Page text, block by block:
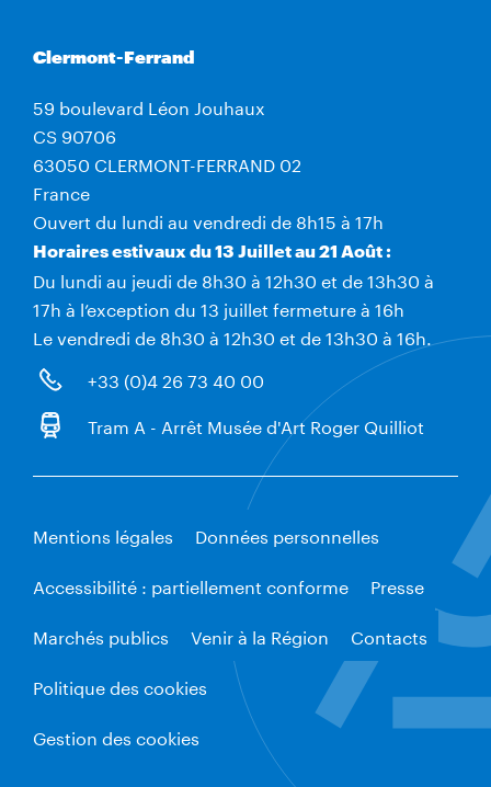
Clermont-Ferrand
59 boulevard Léon Jouhaux
CS 90706
63050 CLERMONT-FERRAND 02
France
Ouvert du lundi au vendredi de 8h15 à 17h
Horaires estivaux du 13 Juillet au 21 Août :
Du lundi au jeudi de 8h30 à 12h30 et de 13h30 à
17h à l’exception du 13 juillet fermeture à 16h
Le vendredi de 8h30 à 12h30 et de 13h30 à 16h.
+33 (0)4 26 73 40 00
Tram A - Arrêt Musée d'Art Roger Quilliot
Mentions légales
Données personnelles
Accessibilité : partiellement conforme
Presse
Marchés publics
Venir à la Région
Contacts
Politique des cookies
Gestion des cookies